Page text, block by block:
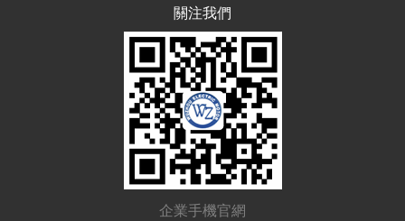
關注我們
企業手機官網